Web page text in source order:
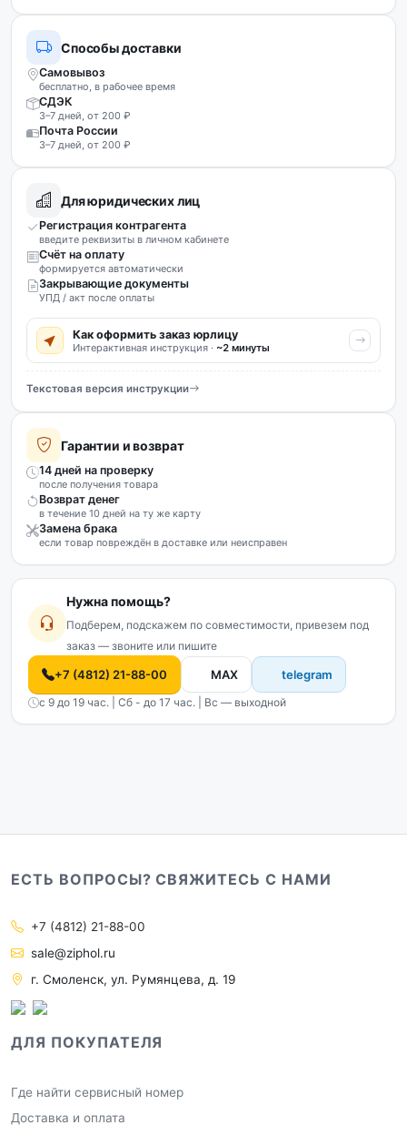
Способы доставки
Самовывоз
бесплатно, в рабочее время
СДЭК
3–7 дней, от 200 ₽
Почта России
3–7 дней, от 200 ₽
Для юридических лиц
Регистрация контрагента
введите реквизиты в личном кабинете
Счёт на оплату
формируется автоматически
Закрывающие документы
УПД / акт после оплаты
Как оформить заказ юрлицу
Интерактивная инструкция · ~2 минуты
Текстовая версия инструкции
Гарантии и возврат
14 дней на проверку
после получения товара
Возврат денег
в течение 10 дней на ту же карту
Замена брака
если товар повреждён в доставке или неисправен
Нужна помощь?
Подберем, подскажем по совместимости, привезем под
заказ — звоните или пишите
+7 (4812) 21-88-00 MAX telegram
с 9 до 19 час. | Сб - до 17 час. | Вс — выходной
ЕСТЬ ВОПРОСЫ? СВЯЖИТЕСЬ С НАМИ
+7 (4812) 21-88-00
sale@ziphol.ru
г. Смоленск, ул. Румянцева, д. 19
ДЛЯ ПОКУПАТЕЛЯ
Где найти сервисный номер
Доставка и оплата